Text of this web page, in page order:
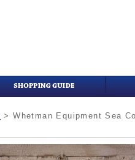
>Whetman Equipment Sea